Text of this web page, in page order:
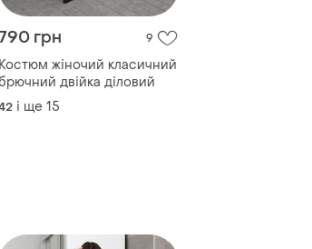
грн 9
Костюм жіночий класичний
брючний двійка діловий
і ще 15